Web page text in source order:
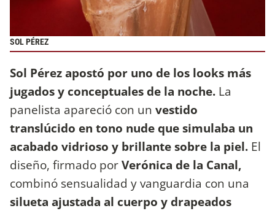
SOL PÉREZ
Sol Pérez apostó por uno de los looks más
jugados y conceptuales de la noche. La
panelista apareció con un vestido
translúcido en tono nude que simulaba un
acabado vidrioso y brillante sobre la piel. El
diseño, firmado porVerónica de la Canal,
combinó sensualidad y vanguardia con una
silueta ajustada al cuerpo y drapeados